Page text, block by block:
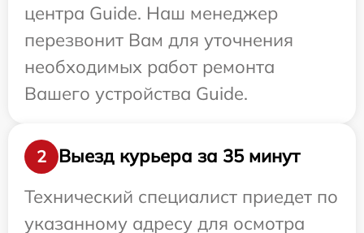
центра Guide. Наш менеджер
перезвонит Вам для уточнения
необходимых работ ремонта
Вашего устройства Guide.
2
Выезд курьера за 35 минут
Технический специалист приедет по
указанному адресу для осмотра